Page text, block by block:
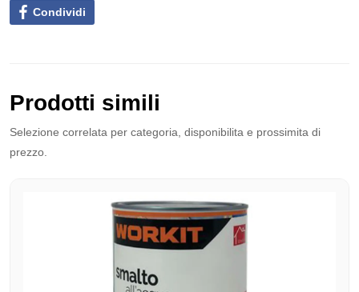
Condividi
Prodotti simili
Selezione correlata per categoria, disponibilita e prossimita di
prezzo.